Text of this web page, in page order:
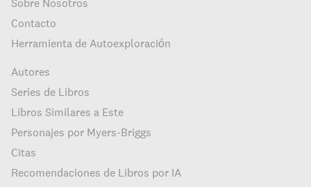
Sobre Nosotros
Contacto
Herramienta de Autoexploración
Autores
Series de Libros
Libros Similares a Este
Personajes por Myers-Briggs
Citas
Recomendaciones de Libros por IA